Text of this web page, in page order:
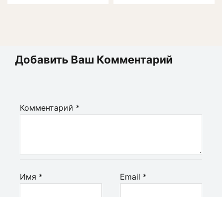
Добавить Ваш Комментарий
Комментарий *
Имя * Email *